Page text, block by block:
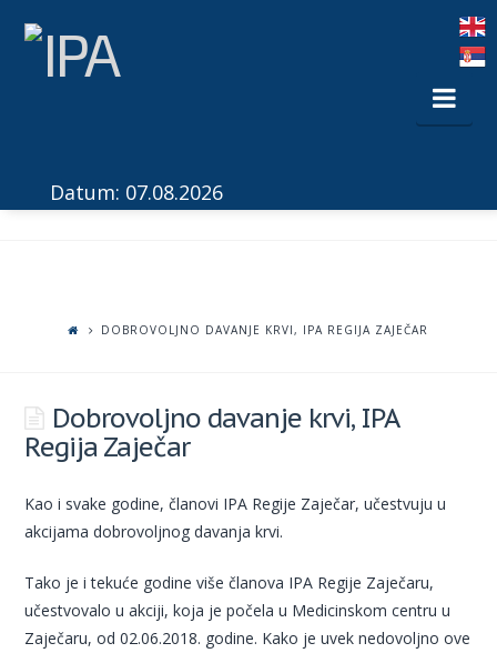
Datum: 07.08.2026
DOBROVOLJNO DAVANJE KRVI, IPA REGIJA ZAJEČAR
Dobrovoljno davanje krvi, IPA
Regija Zaječar
Kao i svake godine, članovi IPA Regije Zaječar, učestvuju u
akcijama dobrovoljnog davanja krvi.
Tako je i tekuće godine više članova IPA Regije Zaječaru,
učestvovalo u akciji, koja je počela u Medicinskom centru u
Zaječaru, od 02.06.2018. godine. Kako je uvek nedovoljno ove